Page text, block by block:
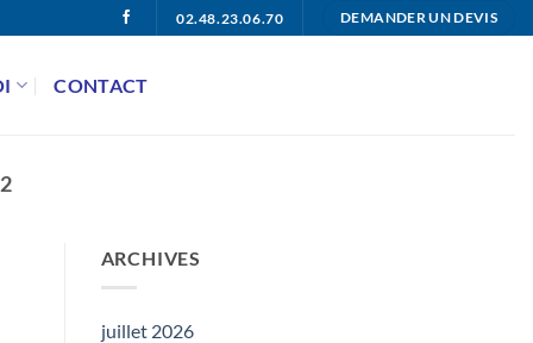
02.48.23.06.70 DEMANDER UN DEVIS
CONTACT
ARCHIVES
juillet 2026